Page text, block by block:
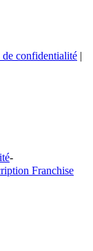
confidentialité |
-
Franchise